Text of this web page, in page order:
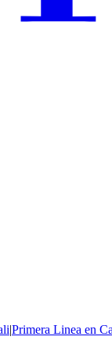
|Primera Linea en